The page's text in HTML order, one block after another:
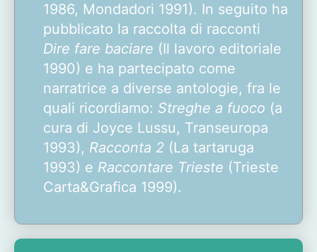
1986, Mondadori 1991). In seguito ha
pubblicato la raccolta di racconti
Dire fare baciare (Il lavoro editoriale
1990) e ha partecipato come
narratrice a diverse antologie, fra le
quali ricordiamo: Streghe a fuoco (a
cura di Joyce Lussu, Transeuropa
1993), Racconta 2 (La tartaruga
1993) e Raccontare Trieste (Trieste
Carta&Grafica 1999).